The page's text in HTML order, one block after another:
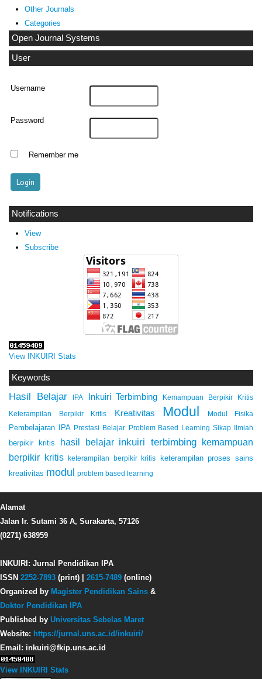
Other Journals
Categories
Open Journal Systems
User
Username
Password
Remember me
Notifications
View
Subscribe
View INKUIRI Stats
Keywords
Hasil Belajar IPA Inkuiri Terbimbing Kemampuan Berpikir Kritis
Keterampilan Berpikir Kritis Kreativitas Modul Modul Fisika
Pembelajaran IPA Prestasi Belajar Problem Based Learning Sikap Ilmiah
berpikir kritis hasil belajar inkuiri terbimbing kemampuan
berpikir kritis
keterampilan berpikir kritis
keterampilan proses sains
kreativitas modul problem based learning
Alamat
Jalan Ir. Sutami 36 A, Surakarta, 57126
(0271) 638959
INKUIRI: Jurnal Pendidikan IPA
ISSN 2252-7893 (print) | 2615-7489 (online)
Organized by Magister Pendidikan Sains &
Doktor Pendidikan IPA
Published by Universitas Sebelas Maret
Website: https://jurnal.uns.ac.id/inkuiri/
Email: inkuiri@fkip.uns.ac.id
View INKUIRI Stats